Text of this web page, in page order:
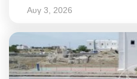
Αυγ 3, 2026